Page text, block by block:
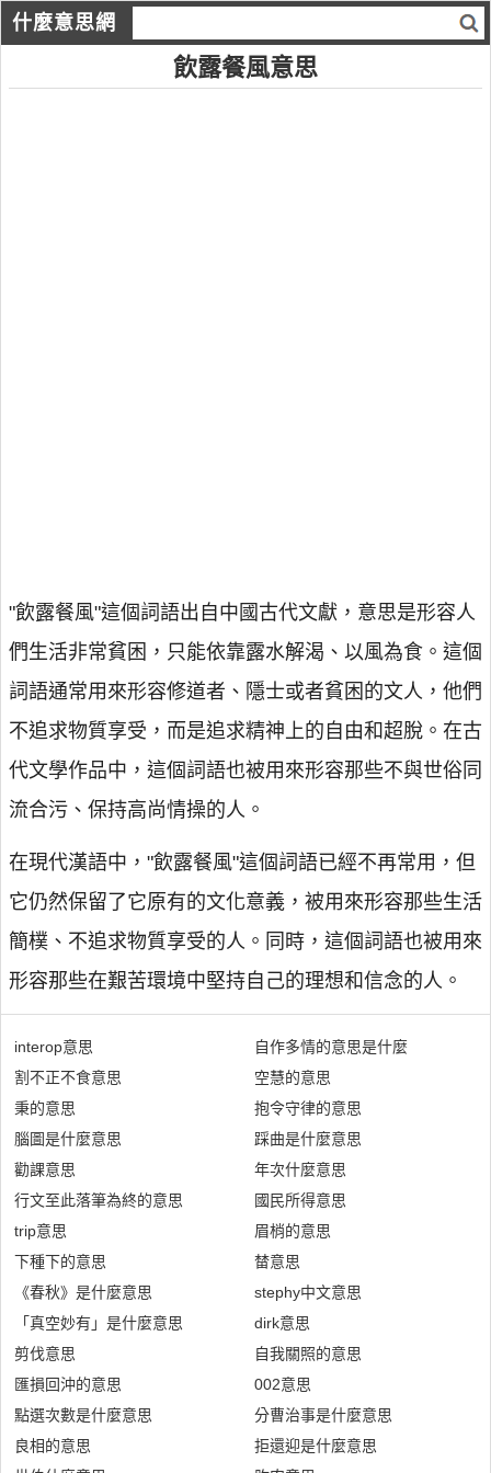
什麼意思網
飲露餐風意思
"飲露餐風"這個詞語出自中國古代文獻，意思是形容人
們生活非常貧困，只能依靠露水解渴、以風為食。這個
詞語通常用來形容修道者、隱士或者貧困的文人，他們
不追求物質享受，而是追求精神上的自由和超脫。在古
代文學作品中，這個詞語也被用來形容那些不與世俗同
流合污、保持高尚情操的人。
在現代漢語中，"飲露餐風"這個詞語已經不再常用，但
它仍然保留了它原有的文化意義，被用來形容那些生活
簡樸、不追求物質享受的人。同時，這個詞語也被用來
形容那些在艱苦環境中堅持自己的理想和信念的人。
interop意思
割不正不食意思
秉的意思
腦圖是什麼意思
勸課意思
行文至此落筆為終的意思
trip意思
下種下的意思
《春秋》是什麼意思
「真空妙有」是什麼意思
剪伐意思
匯損回沖的意思
點選次數是什麼意思
良相的意思
自作多情的意思是什麼
空慧的意思
抱令守律的意思
踩曲是什麼意思
年次什麼意思
國民所得意思
眉梢的意思
榃意思
stephy中文意思
dirk意思
自我關照的意思
002意思
分曹治事是什麼意思
拒還迎是什麼意思